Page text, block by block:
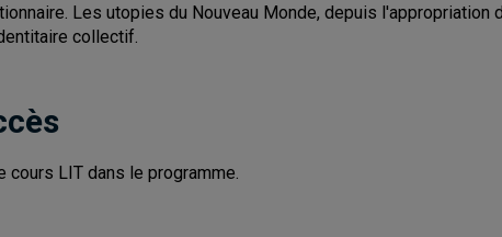
Les utopies du Nouveau Monde, depuis l'appropriation
collectif.
LIT dans le programme.